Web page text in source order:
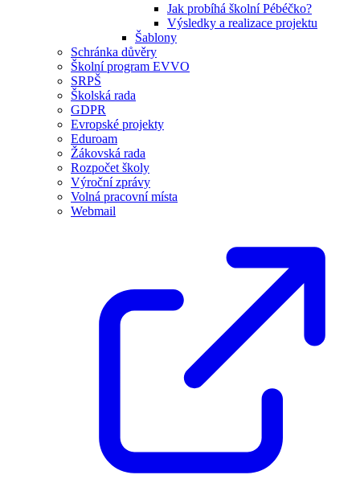
Jak probíhá školní Pébéčko?
Výsledky a realizace projektu
Šablony
Schránka důvěry
Školní program EVVO
SRPŠ
Školská rada
GDPR
Evropské projekty
Eduroam
Žákovská rada
Rozpočet školy
Výroční zprávy
Volná pracovní místa
Webmail